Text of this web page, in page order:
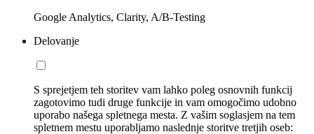
Google Analytics, Clarity, A/B-Testing
Delovanje
S sprejetjem teh storitev vam lahko poleg osnovnih funkcij
zagotovimo tudi druge funkcije in vam omogočimo udobno
uporabo našega spletnega mesta. Z vašim soglasjem na tem
spletnem mestu uporabljamo naslednje storitve tretjih oseb: